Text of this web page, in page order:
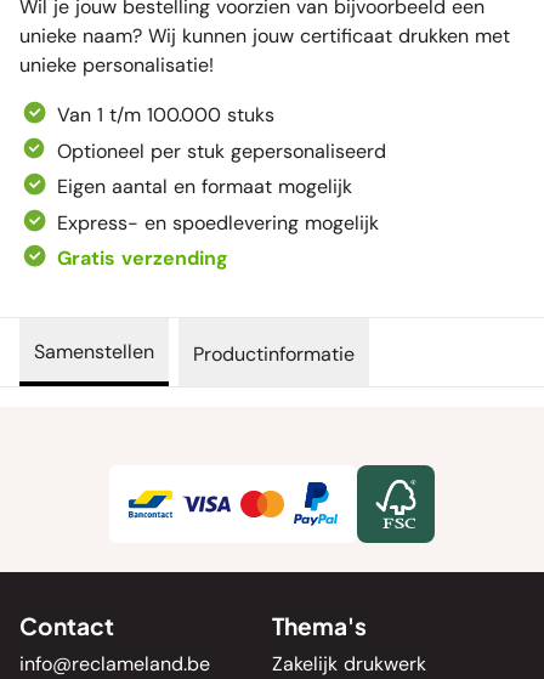
Wil je jouw bestelling voorzien van bijvoorbeeld een
unieke naam? Wij kunnen jouw certificaat drukken met
unieke personalisatie!
Van 1 t/m 100.000 stuks
Optioneel per stuk gepersonaliseerd
Eigen aantal en formaat mogelijk
Express- en spoedlevering mogelijk
Gratis verzending
Samenstellen Productinformatie
Contact
info@reclameland.be
Thema's
Zakelijk drukwerk